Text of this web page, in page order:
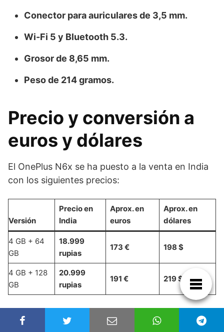
Conector para auriculares de 3,5 mm.
Wi-Fi 5 y Bluetooth 5.3.
Grosor de 8,65 mm.
Peso de 214 gramos.
Precio y conversión a
euros y dólares
El OnePlus N6x se ha puesto a la venta en India
con los siguientes precios:
Versión
Precio en
India
Aprox. en
euros
Aprox. en
dólares
4 GB + 64
GB
18.999
rupias
173 € 198 $
4 GB + 128
GB
20.999
rupias
191 € 219 $
Las conversiones son aproximadas y pueden